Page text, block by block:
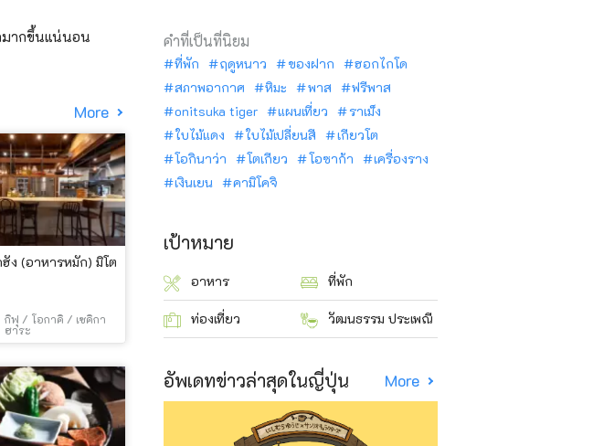
มากขึ้นแน่นอน
More
ฮัง (อาหารหมัก) มิโต
กิฟุ / โอกาคิ / เซคิกา
ฮาระ
คำที่เป็นที่นิยม
ที่พัก ฤดูหนาว ของฝาก
ฮอกไกโด
สภาพอากาศ
หิมะ พาส
ฟรีพาส
onitsuka tiger
แผนเที่ยว
ราเม็ง
ใบไม้แดง
ใบไม้เปลี่ยนสี
เกียวโต
โอกินาว่า
โตเกียว โอซาก้า
เครื่องราง
เงินเยน
คามิโคจิ
เป้าหมาย
อาหาร ที่พัก
ท่องเที่ยว วัฒนธรรม ประเพณี
อัพเดทข่าวล่าสุดในญี่ปุ่น More